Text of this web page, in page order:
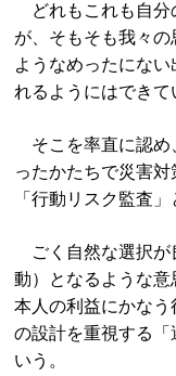
どれもこれも自分
が、そもそも我々
ようなめったにな
れるようにはできて
そこを率直に認め
ったかたちで災害
「行動リスク監査
ごく自然な選択が
動）となるような意
本人の利益にかな
の設計を重視する
いう。